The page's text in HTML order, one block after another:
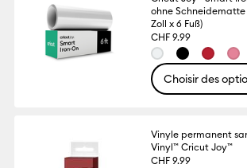
ohne Schneidematte
Zoll x 6 Fuß)
CHF 9.99
Choisir des
Vinyle permanent
Vinyl™ Cricut Joy™
CHF 9.99